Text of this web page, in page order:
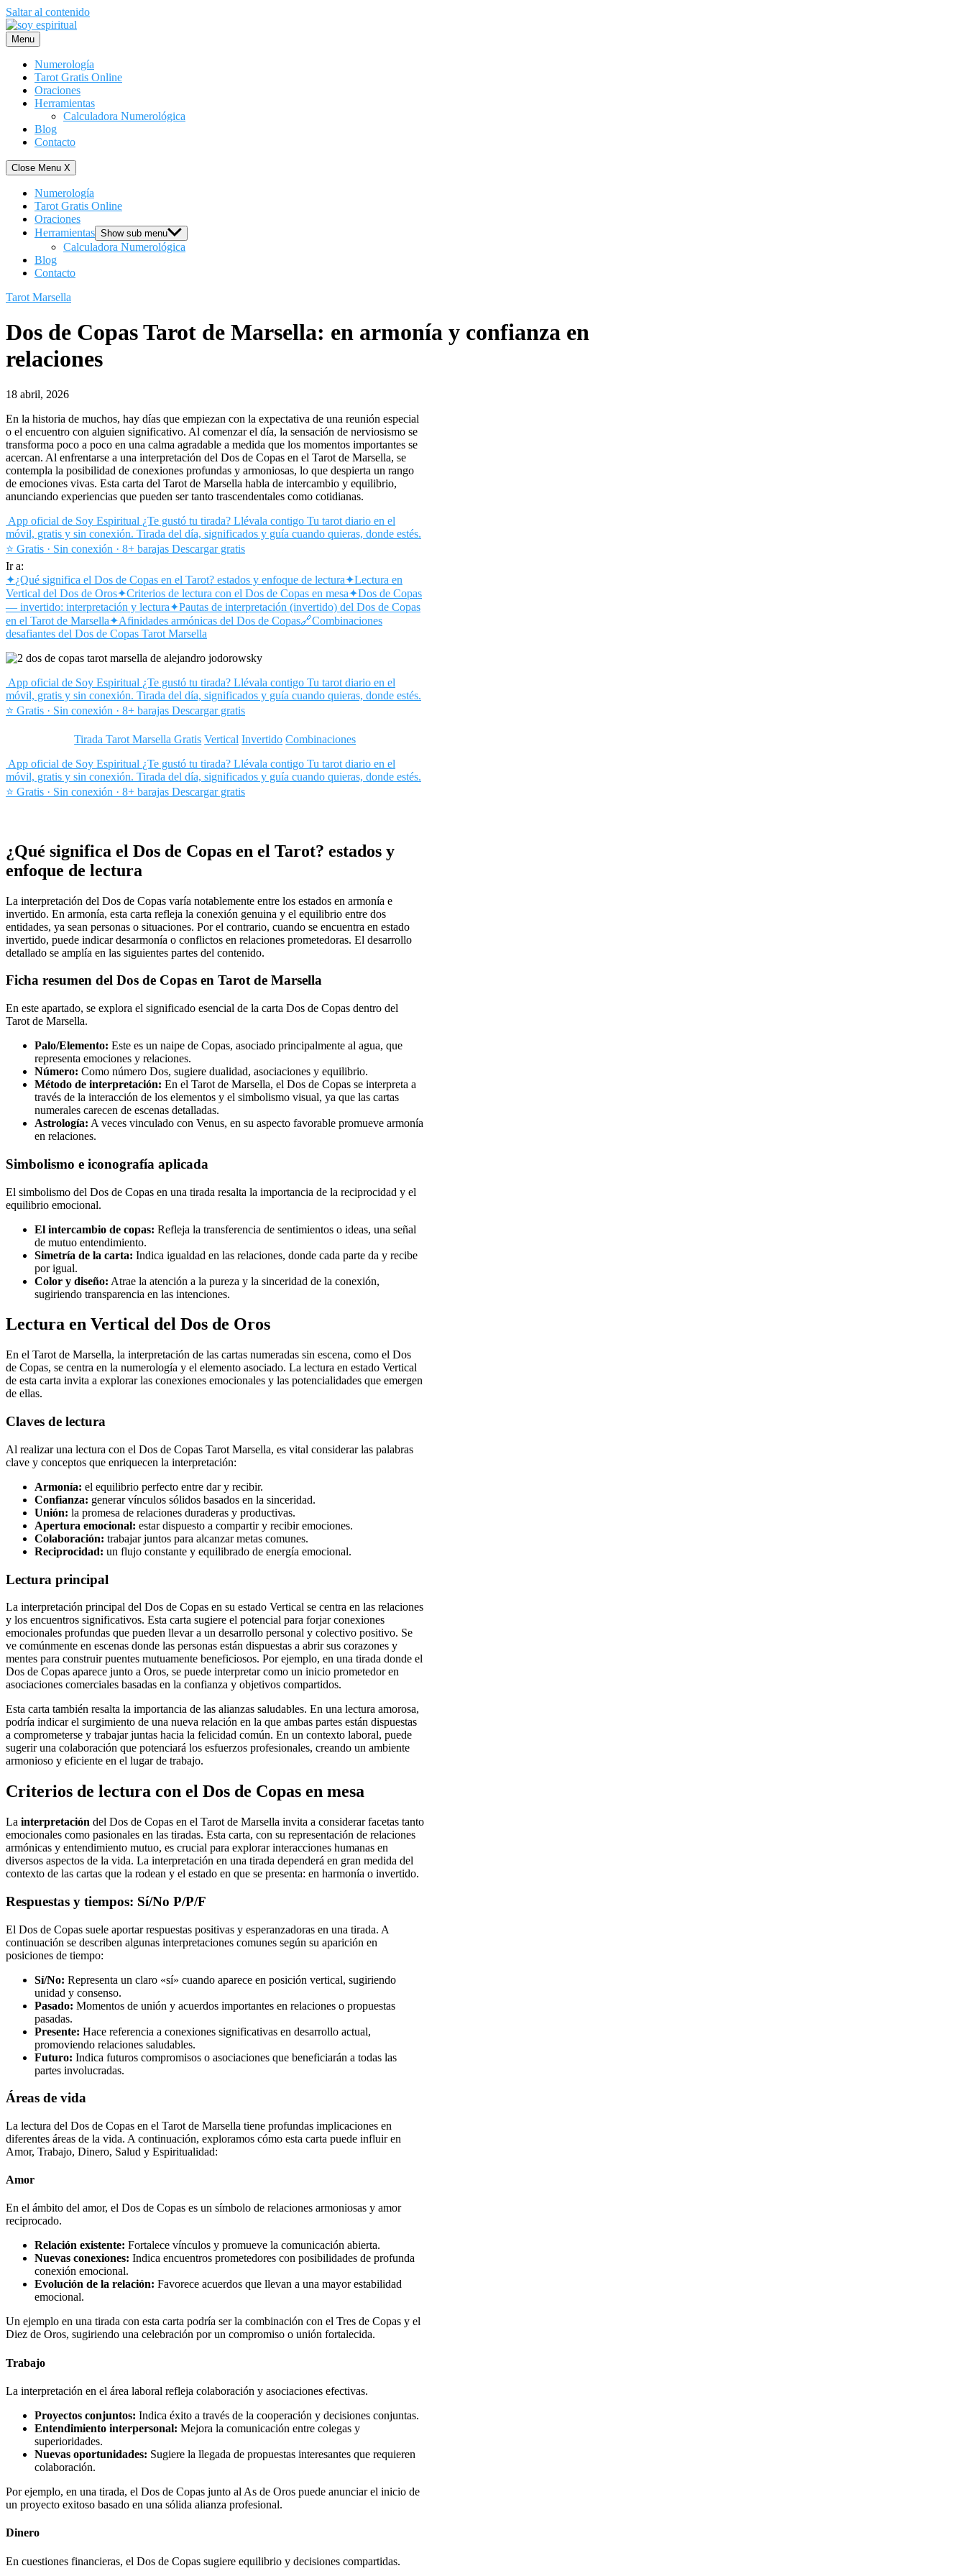
Saltar al contenido
Menu
Numerología
Tarot Gratis Online
Oraciones
Herramientas
Calculadora Numerológica
Blog
Contacto
Close Menu X
Numerología
Tarot Gratis Online
Oraciones
Herramientas Show sub menu
Calculadora Numerológica
Blog
Contacto
Tarot Marsella
Dos de Copas Tarot de Marsella: en armonía y confianza en
relaciones
18 abril, 2026
En la historia de muchos, hay días que empiezan con la expectativa de una reunión especial
o el encuentro con alguien significativo. Al comenzar el día, la sensación de nerviosismo se
transforma poco a poco en una calma agradable a medida que los momentos importantes se
acercan. Al enfrentarse a una interpretación del Dos de Copas en el Tarot de Marsella, se
contempla la posibilidad de conexiones profundas y armoniosas, lo que despierta un rango
de emociones vivas. Esta carta del Tarot de Marsella habla de intercambio y equilibrio,
anunciando experiencias que pueden ser tanto trascendentales como cotidianas.
App oficial de Soy Espiritual ¿Te gustó tu tirada? Llévala contigo Tu tarot diario en el
móvil, gratis y sin conexión. Tirada del día, significados y guía cuando quieras, donde estés.
⭐ Gratis · Sin conexión · 8+ barajas Descargar gratis
Ir a:
✦¿Qué significa el Dos de Copas en el Tarot? estados y enfoque de lectura✦Lectura en
Vertical del Dos de Oros✦Criterios de lectura con el Dos de Copas en mesa✦Dos de Copas
— invertido: interpretación y lectura✦Pautas de interpretación (invertido) del Dos de Copas
en el Tarot de Marsella✦Afinidades armónicas del Dos de Copas🔗Combinaciones
desafiantes del Dos de Copas Tarot Marsella
App oficial de Soy Espiritual ¿Te gustó tu tirada? Llévala contigo Tu tarot diario en el
móvil, gratis y sin conexión. Tirada del día, significados y guía cuando quieras, donde estés.
⭐ Gratis · Sin conexión · 8+ barajas Descargar gratis
Tirada Tarot Marsella Gratis Vertical Invertido Combinaciones
App oficial de Soy Espiritual ¿Te gustó tu tirada? Llévala contigo Tu tarot diario en el
móvil, gratis y sin conexión. Tirada del día, significados y guía cuando quieras, donde estés.
⭐ Gratis · Sin conexión · 8+ barajas Descargar gratis
¿Qué significa el Dos de Copas en el Tarot? estados y
enfoque de lectura
La interpretación del Dos de Copas varía notablemente entre los estados en armonía e
invertido. En armonía, esta carta refleja la conexión genuina y el equilibrio entre dos
entidades, ya sean personas o situaciones. Por el contrario, cuando se encuentra en estado
invertido, puede indicar desarmonía o conflictos en relaciones prometedoras. El desarrollo
detallado se amplía en las siguientes partes del contenido.
Ficha resumen del Dos de Copas en Tarot de Marsella
En este apartado, se explora el significado esencial de la carta Dos de Copas dentro del
Tarot de Marsella.
Palo/Elemento: Este es un naipe de Copas, asociado principalmente al agua, que
representa emociones y relaciones.
Número: Como número Dos, sugiere dualidad, asociaciones y equilibrio.
Método de interpretación: En el Tarot de Marsella, el Dos de Copas se interpreta a
través de la interacción de los elementos y el simbolismo visual, ya que las cartas
numerales carecen de escenas detalladas.
Astrología: A veces vinculado con Venus, en su aspecto favorable promueve armonía
en relaciones.
Simbolismo e iconografía aplicada
El simbolismo del Dos de Copas en una tirada resalta la importancia de la reciprocidad y el
equilibrio emocional.
El intercambio de copas: Refleja la transferencia de sentimientos o ideas, una señal
de mutuo entendimiento.
Simetría de la carta: Indica igualdad en las relaciones, donde cada parte da y recibe
por igual.
Color y diseño: Atrae la atención a la pureza y la sinceridad de la conexión,
sugiriendo transparencia en las intenciones.
Lectura en Vertical del Dos de Oros
En el Tarot de Marsella, la interpretación de las cartas numeradas sin escena, como el Dos
de Copas, se centra en la numerología y el elemento asociado. La lectura en estado Vertical
de esta carta invita a explorar las conexiones emocionales y las potencialidades que emergen
de ellas.
Claves de lectura
Al realizar una lectura con el Dos de Copas Tarot Marsella, es vital considerar las palabras
clave y conceptos que enriquecen la interpretación:
Armonía: el equilibrio perfecto entre dar y recibir.
Confianza: generar vínculos sólidos basados en la sinceridad.
Unión: la promesa de relaciones duraderas y productivas.
Apertura emocional: estar dispuesto a compartir y recibir emociones.
Colaboración: trabajar juntos para alcanzar metas comunes.
Reciprocidad: un flujo constante y equilibrado de energía emocional.
Lectura principal
La interpretación principal del Dos de Copas en su estado Vertical se centra en las relaciones
y los encuentros significativos. Esta carta sugiere el potencial para forjar conexiones
emocionales profundas que pueden llevar a un desarrollo personal y colectivo positivo. Se
ve comúnmente en escenas donde las personas están dispuestas a abrir sus corazones y
mentes para construir puentes mutuamente beneficiosos. Por ejemplo, en una tirada donde el
Dos de Copas aparece junto a Oros, se puede interpretar como un inicio prometedor en
asociaciones comerciales basadas en la confianza y objetivos compartidos.
Esta carta también resalta la importancia de las alianzas saludables. En una lectura amorosa,
podría indicar el surgimiento de una nueva relación en la que ambas partes están dispuestas
a comprometerse y trabajar juntas hacia la felicidad común. En un contexto laboral, puede
sugerir una colaboración que potenciará los esfuerzos profesionales, creando un ambiente
armonioso y eficiente en el lugar de trabajo.
Criterios de lectura con el Dos de Copas en mesa
La interpretación del Dos de Copas en el Tarot de Marsella invita a considerar facetas tanto
emocionales como pasionales en las tiradas. Esta carta, con su representación de relaciones
armónicas y entendimiento mutuo, es crucial para explorar interacciones humanas en
diversos aspectos de la vida. La interpretación en una tirada dependerá en gran medida del
contexto de las cartas que la rodean y el estado en que se presenta: en harmonía o invertido.
Respuestas y tiempos: Sí/No P/P/F
El Dos de Copas suele aportar respuestas positivas y esperanzadoras en una tirada. A
continuación se describen algunas interpretaciones comunes según su aparición en
posiciones de tiempo:
Sí/No: Representa un claro «sí» cuando aparece en posición vertical, sugiriendo
unidad y consenso.
Pasado: Momentos de unión y acuerdos importantes en relaciones o propuestas
pasadas.
Presente: Hace referencia a conexiones significativas en desarrollo actual,
promoviendo relaciones saludables.
Futuro: Indica futuros compromisos o asociaciones que beneficiarán a todas las
partes involucradas.
Áreas de vida
La lectura del Dos de Copas en el Tarot de Marsella tiene profundas implicaciones en
diferentes áreas de la vida. A continuación, exploramos cómo esta carta puede influir en
Amor, Trabajo, Dinero, Salud y Espiritualidad:
Amor
En el ámbito del amor, el Dos de Copas es un símbolo de relaciones armoniosas y amor
reciprocado.
Relación existente: Fortalece vínculos y promueve la comunicación abierta.
Nuevas conexiones: Indica encuentros prometedores con posibilidades de profunda
conexión emocional.
Evolución de la relación: Favorece acuerdos que llevan a una mayor estabilidad
emocional.
Un ejemplo en una tirada con esta carta podría ser la combinación con el Tres de Copas y el
Diez de Oros, sugiriendo una celebración por un compromiso o unión fortalecida.
Trabajo
La interpretación en el área laboral refleja colaboración y asociaciones efectivas.
Proyectos conjuntos: Indica éxito a través de la cooperación y decisiones conjuntas.
Entendimiento interpersonal: Mejora la comunicación entre colegas y
superioridades.
Nuevas oportunidades: Sugiere la llegada de propuestas interesantes que requieren
colaboración.
Por ejemplo, en una tirada, el Dos de Copas junto al As de Oros puede anunciar el inicio de
un proyecto exitoso basado en una sólida alianza profesional.
Dinero
En cuestiones financieras, el Dos de Copas sugiere equilibrio y decisiones compartidas.